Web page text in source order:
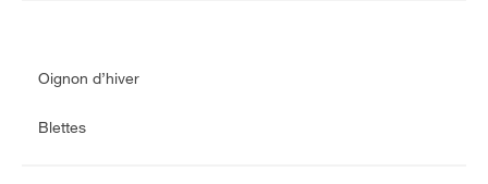
Oignon d’hiver
Blettes